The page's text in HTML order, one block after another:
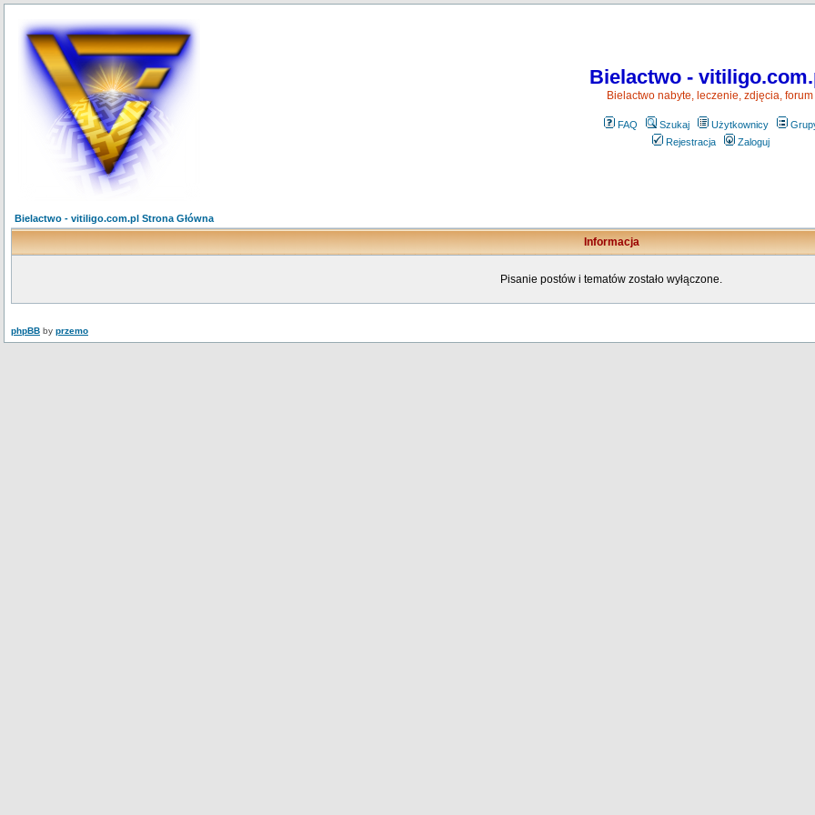
Bielactwo -
Bielactwo nabyte, leczenie, zdjęcia, forum
FAQ Szukaj Użytkownicy
Rejestracja
Zaloguj
Bielactwo - vitiligo.com.pl Strona Główna
Informacja
Pisanie postów i tematów zostało wyłączone.
phpBB by przemo